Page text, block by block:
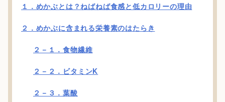
１．めかぶとは？ねばねば食感と低カロリーの理由
２．めかぶに含まれる栄養素のはたらき
２－１．食物繊維
２－２．ビタミンK
２－３．葉酸